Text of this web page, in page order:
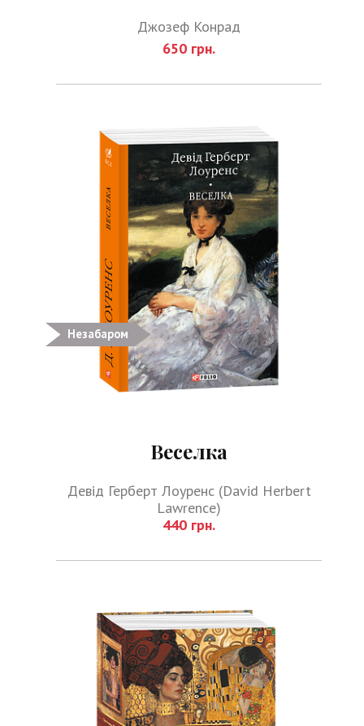
Джозеф Конрад
650 грн.
Незабаром
Веселка
Девід Герберт Лоуренс (David Herbert
Lawrence)
440 грн.